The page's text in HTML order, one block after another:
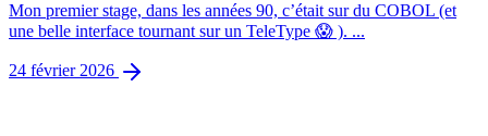
Mon premier stage, dans les années 90, c’était sur du COBOL (et
une belle interface tournant sur un TeleType 😱 ). ...
24 février 2026